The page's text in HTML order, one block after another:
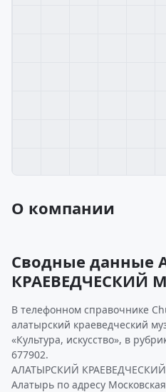
О компании
Сводные данные
КРАЕВЕДЧЕСКИЙ
В телефонном справочнике
алатырский краеведческий
«Культура, искусство», в
677902.
АЛАТЫРСКИЙ КРАЕВЕДЧЕСКИЙ
Алатырь по адресу